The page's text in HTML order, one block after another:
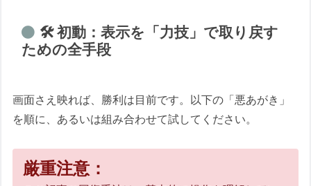
🛠️ 初動：表示を「力技」で取り戻す
ための全手段
画面さえ映れば、勝利は目前です。以下の「悪あがき」
を順に、あるいは組み合わせて試してください。
厳重注意：